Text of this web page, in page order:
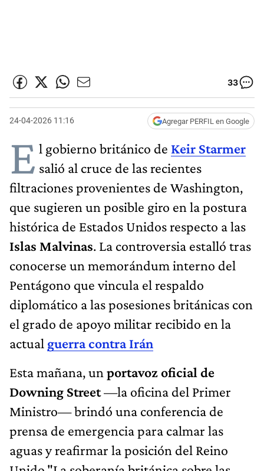
33
24-04-2026 11:16 Agregar PERFIL en Google
E l gobierno británico de Keir Starmer
salió al cruce de las recientes
filtraciones provenientes de Washington,
que sugieren un posible giro en la postura
histórica de Estados Unidos respecto a las
Islas Malvinas. La controversia estalló tras
conocerse un memorándum interno del
Pentágono que vincula el respaldo
diplomático a las posesiones británicas con
el grado de apoyo militar recibido en la
actual guerra contra Irán
Esta mañana, un portavoz oficial de
Downing Street—la oficina del Primer
Ministro— brindó una conferencia de
prensa de emergencia para calmar las
aguas y reafirmar la posición del Reino